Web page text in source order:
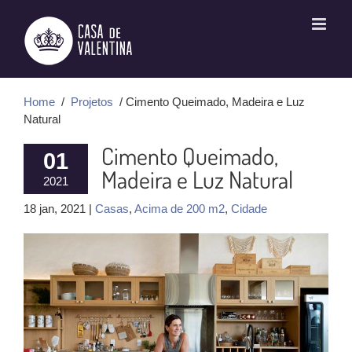
conteúdo
Home / Projetos / Cimento Queimado, Madeira e Luz
Natural
01
2021
Cimento Queimado,
Madeira e Luz Natural
18 jan, 2021 | Casas, Acima de 200 m2, Cidade